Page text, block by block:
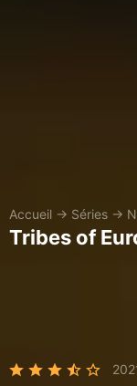
Accueil → Séries →
Tribes of